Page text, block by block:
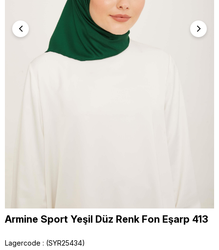
Armine Sport Yeşil Düz Renk Fon Eşarp 413
Lagercode
(SYR25434)